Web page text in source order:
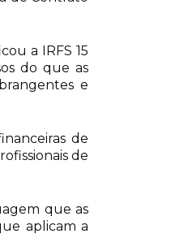
a IRFS 15
do que as
e
de
de
que as
aplicam a